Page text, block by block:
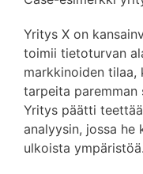
Yritys X on
toimii tietoturvan
markkinoiden tilaa,
tarpeita paremman
Yritys päätti
analyysin, jossa
ulkoista ympäristöä.